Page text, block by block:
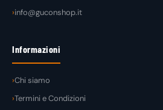
info@guconshop.it
Informazioni
Chi siamo
Termini e Condizioni